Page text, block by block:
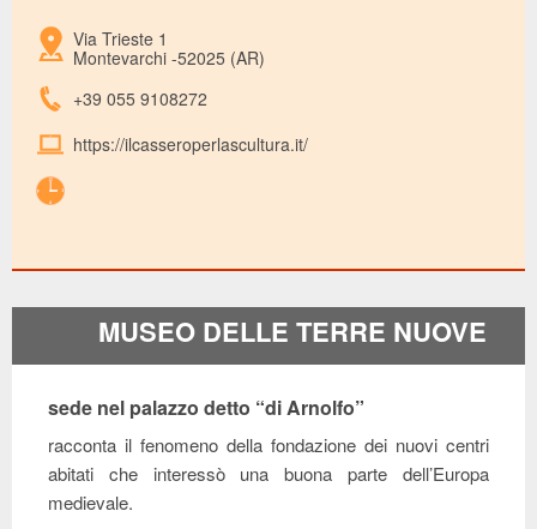
Via Trieste 1
Montevarchi -52025 (AR)
+39 055 9108272
https://ilcasseroperlascultura.it/
MUSEO DELLE TERRE NUOVE
sede nel palazzo detto “di Arnolfo”
racconta il fenomeno della fondazione dei nuovi centri
abitati che interessò una buona parte dell’Europa
medievale.